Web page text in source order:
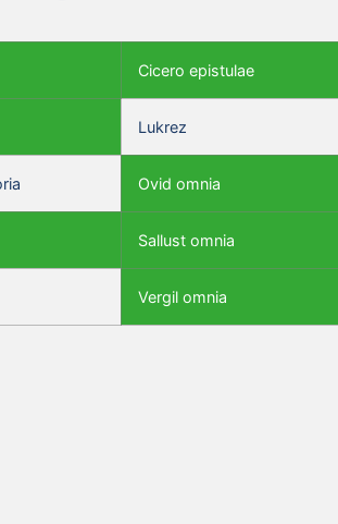
Cicero epistulae
Lukrez
Ovid omnia
Sallust omnia
Vergil omnia